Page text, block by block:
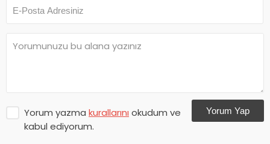
Yorum yazma kurallarını okudum ve
kabul ediyorum.
Yorum Yap